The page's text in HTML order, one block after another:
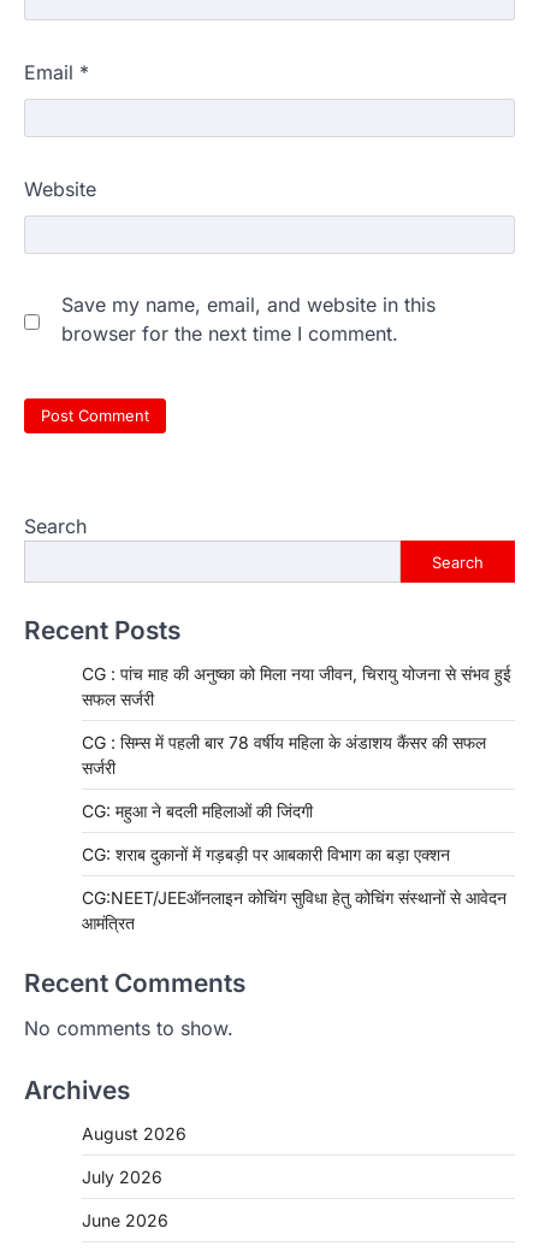
Email *
Website
Save my name, email, and website in this
browser for the next time I comment.
Search
Search
Recent Posts
CG : पांच माह की अनुष्का को मिला नया जीवन, चिरायु योजना से संभव हुई
सफल सर्जरी
CG : सिम्स में पहली बार 78 वर्षीय महिला के अंडाशय कैंसर की सफल
सर्जरी
CG: महुआ ने बदली महिलाओं की जिंदगी
CG: शराब दुकानों में गड़बड़ी पर आबकारी विभाग का बड़ा एक्शन
CG:NEET/JEEऑनलाइन कोचिंग सुविधा हेतु कोचिंग संस्थानों से आवेदन
आमंत्रित
Recent Comments
No comments to show.
Archives
August 2026
July 2026
June 2026